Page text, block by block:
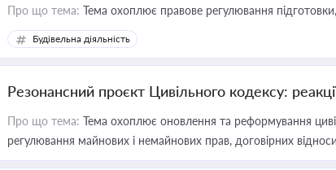
Про що тема: Тема охоплює правове регулювання
Будівельна діяльність
Резонансний проєкт Цивільного кодексу:
Про що тема: Тема охоплює оновлення та реформування
регулювання майнових і немайнових прав, договірних